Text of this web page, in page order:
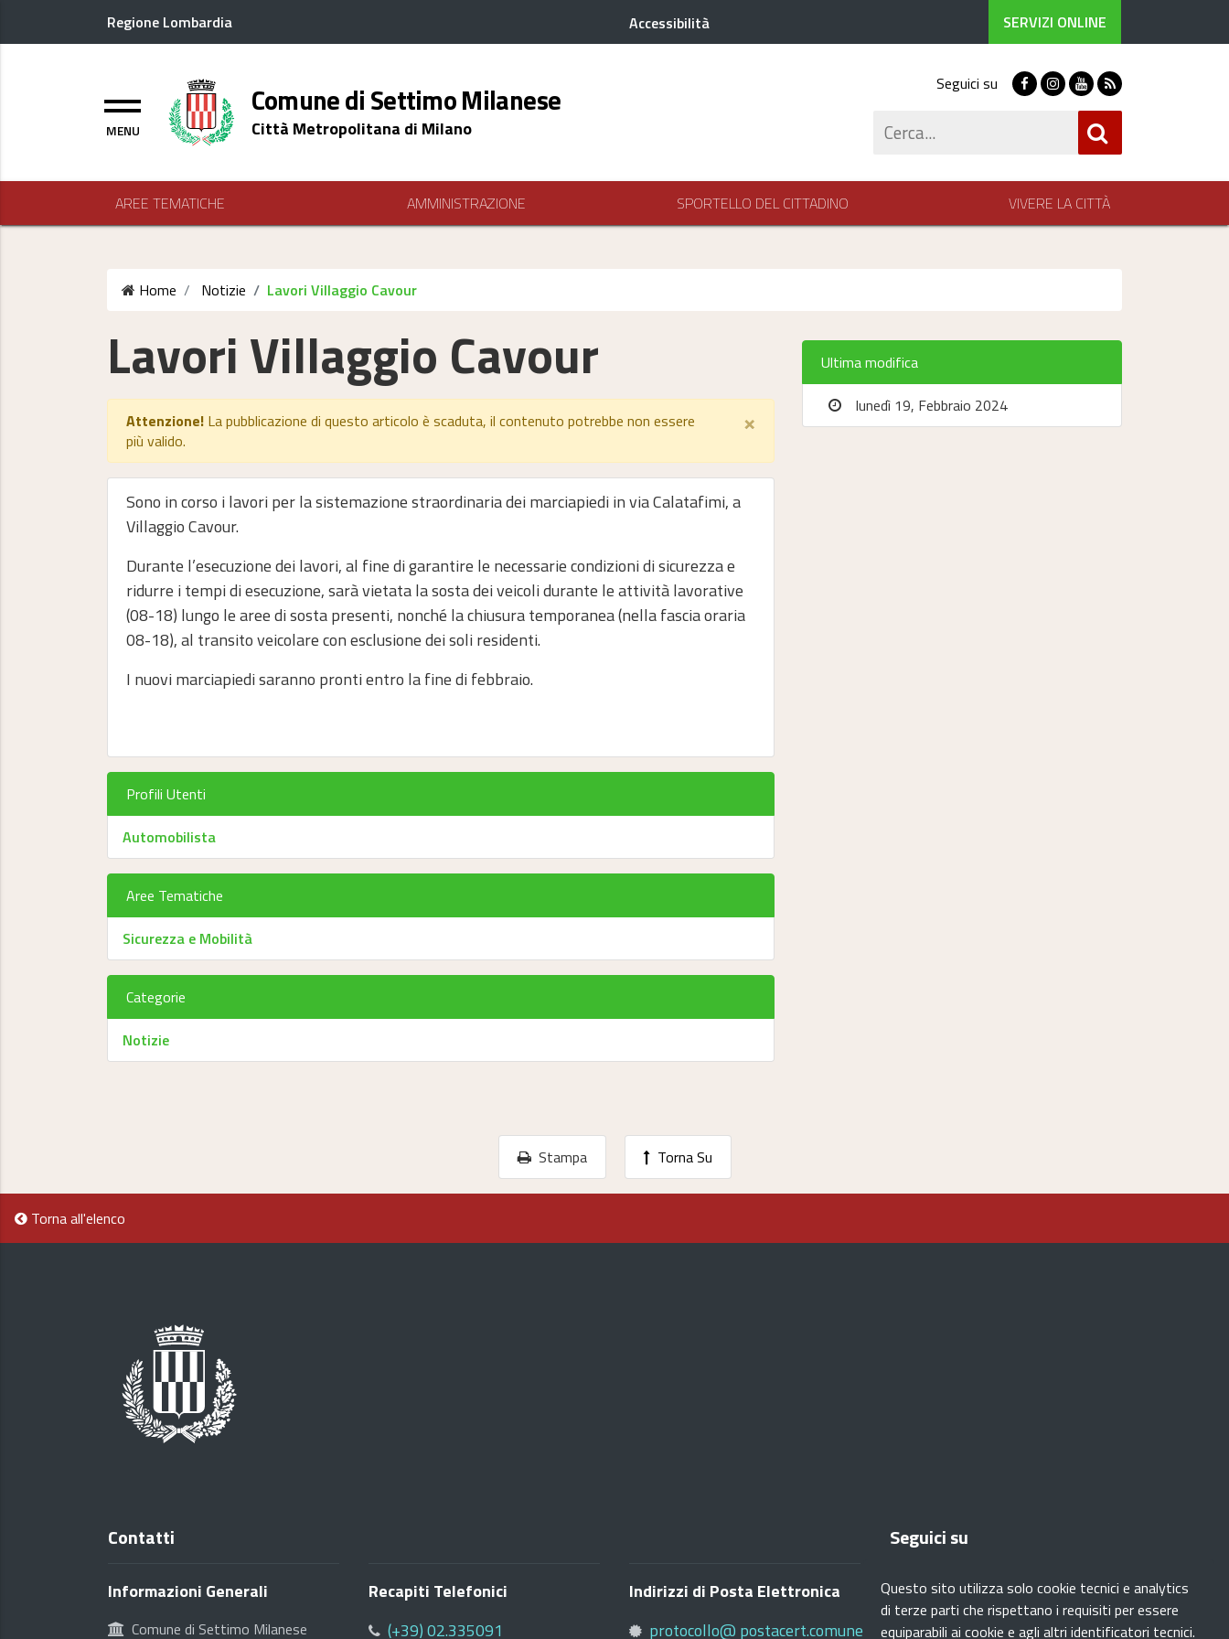
Questo sito utilizza solo cookie tecnici e analytics
di terze parti che rispettano i requisiti per essere
equiparabili ai cookie e agli altri identificatori tecnici.
Regione Lombardia Accessibilità SERVIZI ONLINE
Menu Logo header
Comune di Settimo Milanese
Città Metropolitana di Milano
Seguici su FacebookInstagram
Youtube
RSS
AREE TEMATICHE AMMINISTRAZIONE SPORTELLO DEL CITTADINO VIVERE LA CITTÀ
Home Notizie Lavori Villaggio Cavour
Lavori Villaggio Cavour
Attenzione! La pubblicazione di questo articolo è scaduta, il contenuto potrebbe non essere
più valido.
×
Sono in corso i lavori per la sistemazione straordinaria dei marciapiedi in via Calatafimi, a
Villaggio Cavour.
Durante l’esecuzione dei lavori, al fine di garantire le necessarie condizioni di sicurezza e
ridurre i tempi di esecuzione, sarà vietata la sosta dei veicoli durante le attività lavorative
(08-18) lungo le aree di sosta presenti, nonché la chiusura temporanea (nella fascia oraria
08-18), al transito veicolare con esclusione dei soli residenti.
I nuovi marciapiedi saranno pronti entro la fine di febbraio.
Profili Utenti
Automobilista
Aree Tematiche
Sicurezza e Mobilità
Categorie
Notizie
Ultima modifica
lunedì 19, Febbraio 2024
Stampa Torna Su
Torna all'elenco
Contatti
Informazioni Generali
Comune di Settimo Milanese
Recapiti Telefonici
(+39) 02.335091
Indirizzi di Posta Elettronica
protocollo@ postacert.comune.settimomilanese.mi.it
Seguici su
FacebookInstagramYoutubeRSS